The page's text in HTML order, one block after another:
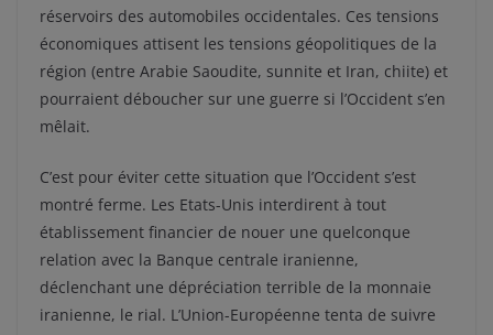
réservoirs des automobiles occidentales. Ces tensions
économiques attisent les tensions géopolitiques de la
région (entre Arabie Saoudite, sunnite et Iran, chiite) et
pourraient déboucher sur une guerre si l’Occident s’en
mêlait.
C’est pour éviter cette situation que l’Occident s’est
montré ferme. Les Etats-Unis interdirent à tout
établissement financier de nouer une quelconque
relation avec la Banque centrale iranienne,
déclenchant une dépréciation terrible de la monnaie
iranienne, le rial. L’Union-Européenne tenta de suivre